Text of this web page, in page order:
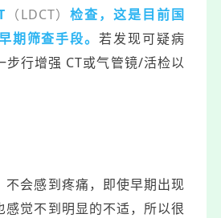
（LDCT）检查，这是目前国
期筛查手段。若发现可疑病
步行增强 CT或气管镜/活检以
不会感到疼痛，即使早期出现
感觉不到明显的不适，所以很